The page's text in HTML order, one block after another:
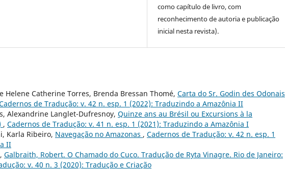
como capítulo de livro, com
reconhecimento de autoria e publicação
inicial nesta revista).
Helene Catherine Torres, Brenda Bressan Thomé, Carta do Sr. Godin des Odonais
de Tradução: v. 42 n. esp. 1 (2022): Traduzindo a Amazônia II
Alexandrine Langlet-Dufresnoy, Quinze ans au Brésil ou Excursions à la
, Cadernos de Tradução: v. 41 n. esp. 1 (2021): Traduzindo a Amazônia I
Karla Ribeiro, Navegação no Amazonas , Cadernos de Tradução: v. 42 n. esp. 1
II
Galbraith, Robert. O Chamado do Cuco. Tradução de Ryta Vinagre. Rio de Janeiro:
v. 40 n. 3 (2020): Tradução e Criação